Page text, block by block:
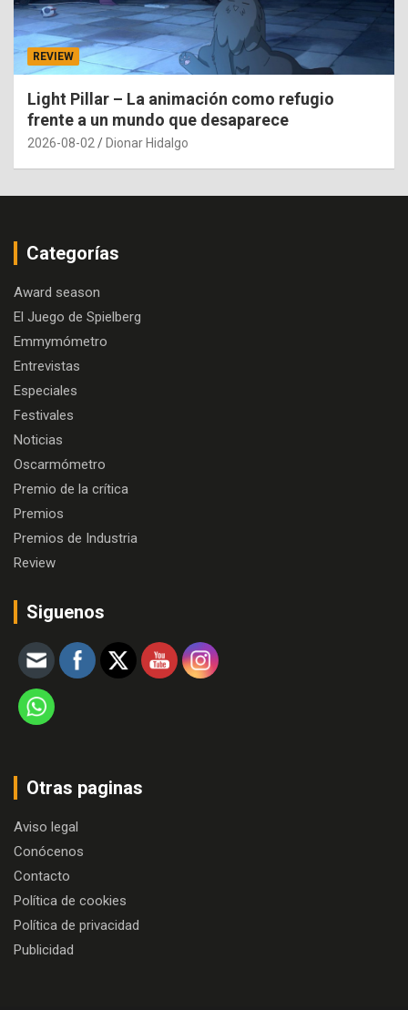
REVIEW
Light Pillar – La animación como refugio
frente a un mundo que desaparece
2026-08-02 Dionar Hidalgo
Categorías
Award season
El Juego de Spielberg
Emmymómetro
Entrevistas
Especiales
Festivales
Noticias
Oscarmómetro
Premio de la crítica
Premios
Premios de Industria
Review
Siguenos
Otras paginas
Aviso legal
Conócenos
Contacto
Política de cookies
Política de privacidad
Publicidad